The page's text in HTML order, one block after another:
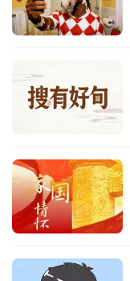
电
台
词
他
词
语